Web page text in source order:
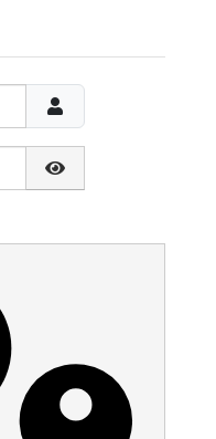
Show Password